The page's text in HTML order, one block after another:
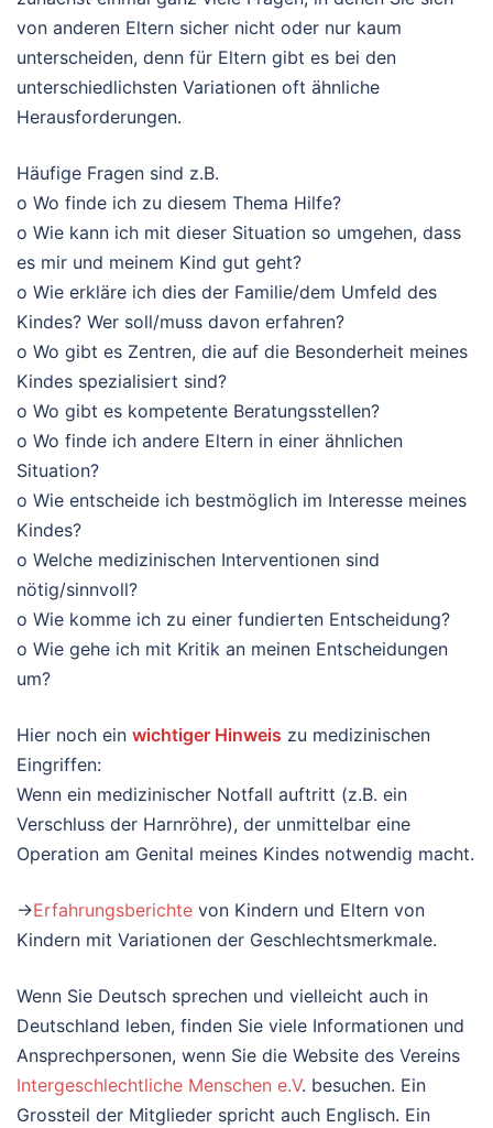
von anderen Eltern sicher nicht oder nur kaum
unterscheiden, denn für Eltern gibt es bei den
unterschiedlichsten Variationen oft ähnliche
Herausforderungen.
Häufige Fragen sind z.B.
o Wo finde ich zu diesem Thema Hilfe?
o Wie kann ich mit dieser Situation so umgehen, dass
es mir und meinem Kind gut geht?
o Wie erkläre ich dies der Familie/dem Umfeld des
Kindes? Wer soll/muss davon erfahren?
o Wo gibt es Zentren, die auf die Besonderheit meines
Kindes spezialisiert sind?
o Wo gibt es kompetente Beratungsstellen?
o Wo finde ich andere Eltern in einer ähnlichen
Situation?
o Wie entscheide ich bestmöglich im Interesse meines
Kindes?
o Welche medizinischen Interventionen sind
nötig/sinnvoll?
o Wie komme ich zu einer fundierten Entscheidung?
o Wie gehe ich mit Kritik an meinen Entscheidungen
um?
Hier noch ein wichtiger Hinweis zu medizinischen
Eingriffen:
Wenn ein medizinischer Notfall auftritt (z.B. ein
Verschluss der Harnröhre), der unmittelbar eine
Operation am Genital meines Kindes notwendig macht.
→Erfahrungsberichte von Kindern und Eltern von
Kindern mit Variationen der Geschlechtsmerkmale.
Wenn Sie Deutsch sprechen und vielleicht auch in
Deutschland leben, finden Sie viele Informationen und
Ansprechpersonen, wenn Sie die Website des Vereins
Intergeschlechtliche Menschen e.V. besuchen. Ein
Grossteil der Mitglieder spricht auch Englisch. Ein